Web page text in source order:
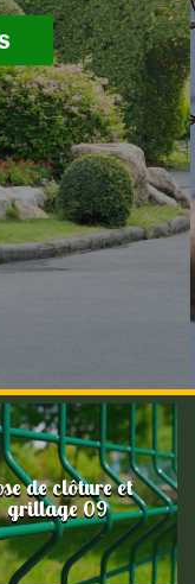
de clôture et
grillage 09